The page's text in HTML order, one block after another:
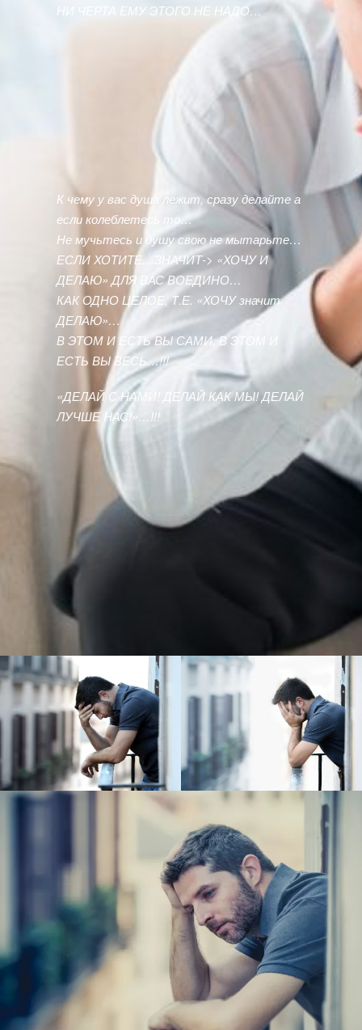
НИ ЧЕРТА ЕМУ ЭТОГО НЕ НАДО…
К чему у вас душа лежит, сразу делайте а
если колеблетесь то…
Не мучьтесь и душу свою не мытарьте…
ЕСЛИ ХОТИТЕ…ЗНАЧИТ-> «ХОЧУ И
ДЕЛАЮ» ДЛЯ ВАС ВОЕДИНО…
КАК ОДНО ЦЕЛОЕ, Т.Е. «ХОЧУ значит
ДЕЛАЮ»…
В ЭТОМ И ЕСТЬ ВЫ САМИ, В ЭТОМ И
ЕСТЬ ВЫ ВЕСЬ…!!!
«ДЕЛАЙ С НАМИ! ДЕЛАЙ КАК МЫ! ДЕЛАЙ
ЛУЧШЕ НАС!»…!!!